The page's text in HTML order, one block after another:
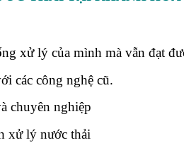
xử lý của mình mà vẫn đạt
các công nghệ cũ.
chuyên nghiệp
xử lý nước thải